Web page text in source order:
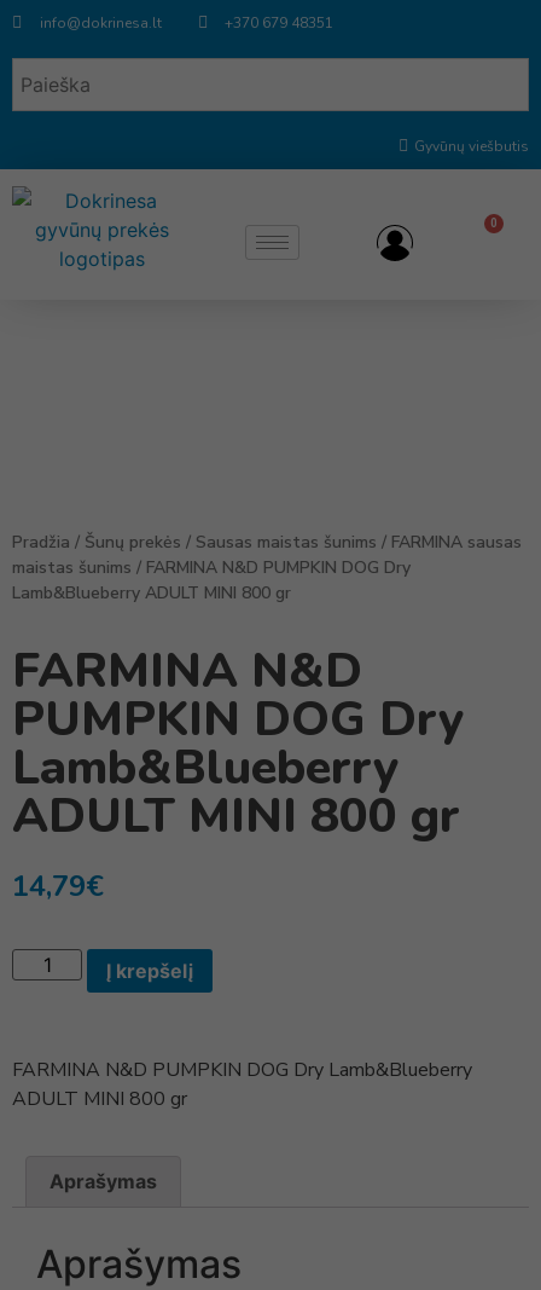
info@dokrinesa.lt +370 679 48351
Gyvūnų viešbutis
0
Pradžia / Šunų prekės / Sausas maistas šunims / FARMINA sausas
maistas šunims / FARMINA N&D PUMPKIN DOG Dry
Lamb&Blueberry ADULT MINI 800 gr
FARMINA N&D
PUMPKIN DOG Dry
Lamb&Blueberry
ADULT MINI 800 gr
14,79€
Į krepšelį
FARMINA N&D PUMPKIN DOG Dry Lamb&Blueberry
ADULT MINI 800 gr
Aprašymas
Aprašymas